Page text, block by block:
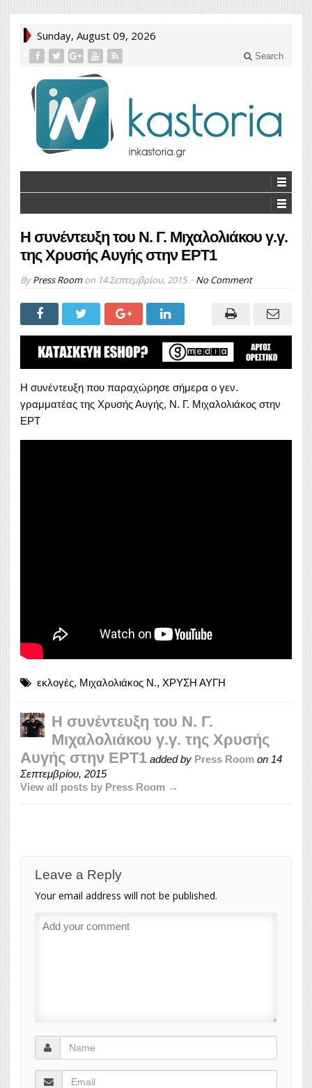
Sunday, August 09, 2026
Search
Η συνέντευξη του Ν. Γ. Μιχαλολιάκου γ.γ.
της Χρυσής Αυγής στην ΕΡΤ1
ByPress Roomon 14 Σεπτεμβρίου, 2015 No Comment
Η συνέντευξη που παραχώρησε σήμερα ο γεν.
γραμματέας της Χρυσής Αυγής, Ν. Γ. Μιχαλολιάκος στην
ΕΡΤ
εκλογές, Μιχαλολιάκος Ν., ΧΡΥΣΗ ΑΥΓΗ
Η συνέντευξη του Ν. Γ.
Μιχαλολιάκου γ.γ. της Χρυσής
Αυγής στην ΕΡΤ1 added by Press Room on 14
Σεπτεμβρίου, 2015
View all posts by Press Room →
Leave a Reply
Your email address will not be published.